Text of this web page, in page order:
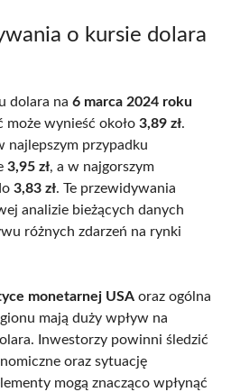
o kursie dolara
dolara na 6 marca 2024 roku
może wynieść około 3,89 zł.
najlepszym przypadku
3,95 zł, a w najgorszym
3,83 zł. Te przewidywania
analizie bieżących danych
różnych zdarzeń na rynki
monetarnej USA oraz ogólna
mają duży wpływ na
Inwestorzy powinni śledzić
oraz sytuację
mogą znacząco wpłynąć